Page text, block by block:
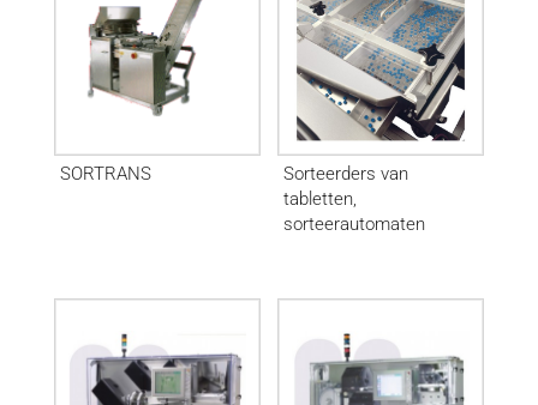
SORTRANS
Sorteerders van
tabletten,
sorteerautomaten